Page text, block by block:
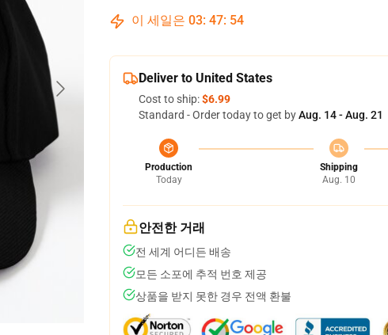
이 세일은 03: 47: 54
Deliver to United States
Cost to ship:$6.99
Standard - Order today to get byAug. 14 - Aug. 21
Production
Today
Shipping
Aug. 10
안전한 거래
전 세계 어디든 배송
모든 소포에 추적 번호 제공
상품을 받지 못한 경우 전액 환불